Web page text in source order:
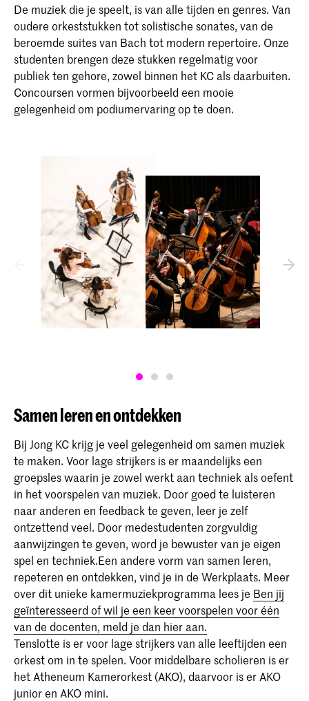
De muziek die je speelt, is van alle tijden en genres. Van
oudere orkeststukken tot solistische sonates, van de
beroemde suites van Bach tot modern repertoire. Onze
studenten brengen deze stukken regelmatig voor
publiek ten gehore, zowel binnen het KC als daarbuiten.
Concoursen vormen bijvoorbeeld een mooie
gelegenheid om podiumervaring op te doen.
Samen leren en ontdekken
Bij Jong KC krijg je veel gelegenheid om samen muziek
te maken. Voor lage strijkers is er maandelijks een
groepsles waarin je zowel werkt aan techniek als oefent
in het voorspelen van muziek. Door goed te luisteren
naar anderen en feedback te geven, leer je zelf
ontzettend veel. Door medestudenten zorgvuldig
aanwijzingen te geven, word je bewuster van je eigen
spel en techniek.Een andere vorm van samen leren,
repeteren en ontdekken, vind je in de Werkplaats. Meer
over dit unieke kamermuziekprogramma lees je Ben jij
geïnteresseerd of wil je een keer voorspelen voor één
van de docenten, meld je dan hier aan.
Tenslotte is er voor lage strijkers van alle leeftijden een
orkest om in te spelen. Voor middelbare scholieren is er
het Atheneum Kamerorkest (AKO), daarvoor is er AKO
junior en AKO mini.